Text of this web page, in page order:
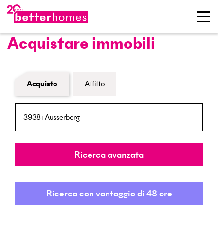
Acquistare immobili
Modulo di ricerca immobiliare
Acquisto Affitto
NPA / Località
Raggio
Ricerca avanzata
Ricerca con vantaggio di 48 ore